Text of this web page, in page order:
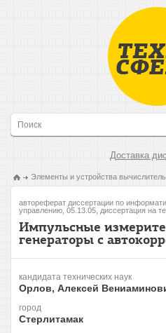
Доставка
Элементы и устройства
автореферат диссертации по
управлению, 05.13.05, диссертация на
Импульсные
генераторы с
кандидата технических наук
Орлов, Алексей
город
Стерлитамак